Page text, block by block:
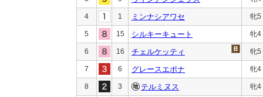
4 1 ミンナシアワセ 牝5
5 15 シルキーキュート 牝4
6 16 チェルケッティ 牝5
7 6 グレースエポナ 牝4
8 3 テルミヌス 牝4